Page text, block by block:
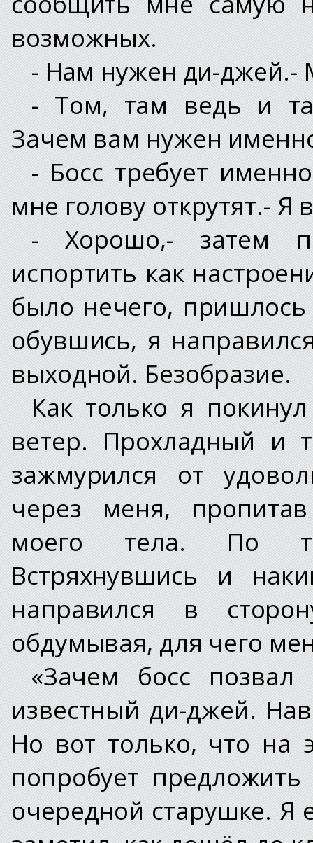
возможных.
- Нам нужен ди-джей.-
- Том, там ведь и
Зачем вам нужен
- Босс требует
мне голову открутят.- Я
- Хорошо,- затем
испортить как
было нечего,
обувшись, я
выходной. Безобразие.
Как только я
ветер. Прохладный и
зажмурился от
через меня,
моего тела. По
Встряхнувшись и
направился в
обдумывая, для чего
«Зачем босс
известный ди-джей.
Но вот только, что на
попробует
очередной старушке. Я